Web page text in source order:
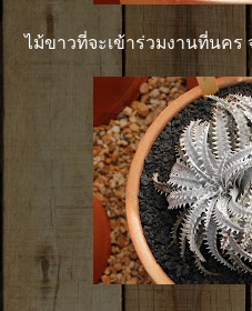
ไม้ขาวที่จะเข้าร่วมงานที่นคร